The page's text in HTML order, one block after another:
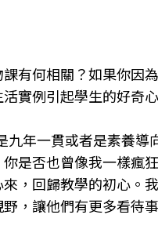
有何相關？如果你因
實例引起學生的好奇心
年一貫或者是素養
是否也曾像我一樣瘋
，回歸教學的初心。
，讓他們有更多看待